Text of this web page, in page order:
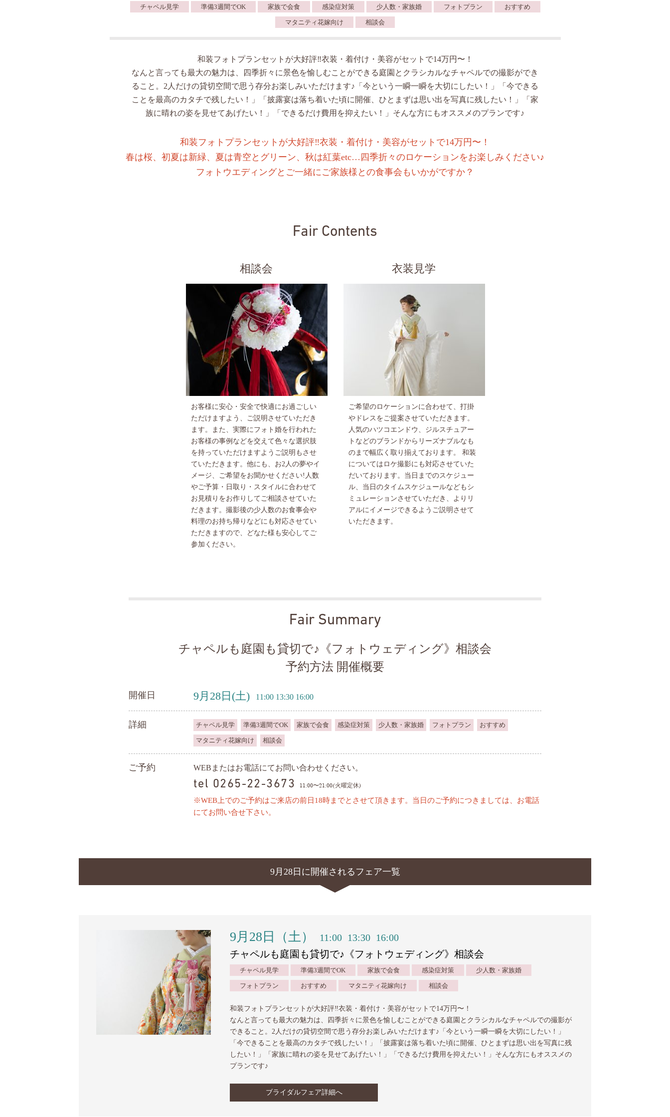
チャペル見学 準備3週間でOK 家族で会食 感染症対策 少人数・家族婚 フォトプラン おすすめ
マタニティ花嫁向け 相談会
和装フォトプランセットが大好評‼︎衣装・着付け・美容がセットで14万円〜！
なんと言っても最大の魅力は、四季折々に景色を愉しむことができる庭園とクラシカルなチャペルでの撮影ができ
ること。2人だけの貸切空間で思う存分お楽しみいただけます♪「今という一瞬一瞬を大切にしたい！」「今できる
ことを最高のカタチで残したい！」「披露宴は落ち着いた頃に開催、ひとまずは思い出を写真に残したい！」「家
族に晴れの姿を見せてあげたい！」「できるだけ費用を抑えたい！」そんな方にもオススメのプランです♪
和装フォトプランセットが大好評‼︎衣装・着付け・美容がセットで14万円〜！
春は桜、初夏は新緑、夏は青空とグリーン、秋は紅葉etc…四季折々のロケーションをお楽しみください♪
フォトウエディングとご一緒にご家族様との食事会もいかがですか？
Fair Contents
相談会
お客様に安心・安全で快適にお過ごしい
ただけますよう、ご説明させていただき
ます。また、実際にフォト婚を行われた
お客様の事例などを交えて色々な選択肢
を持っていただけますようご説明もさせ
ていただきます。他にも、お2人の夢やイ
メージ、ご希望をお聞かせください!人数
やご予算・日取り・スタイルに合わせて
お見積りをお作りしてご相談させていた
だきます。撮影後の少人数のお食事会や
料理のお持ち帰りなどにも対応させてい
ただきますので、どなた様も安心してご
参加ください。
衣装見学
ご希望のロケーションに合わせて、打掛
やドレスをご提案させていただきます。
人気のハツコエンドウ、ジルスチュアー
トなどのブランドからリーズナブルなも
のまで幅広く取り揃えております。 和装
についてはロケ撮影にも対応させていた
だいております。当日までのスケジュー
ル、当日のタイムスケジュールなどもシ
ミュレーションさせていただき、よりリ
アルにイメージできるようご説明させて
いただきます。
Fair Summary
チャペルも庭園も貸切で♪《フォトウェディング》相談会
予約方法 開催概要
開催日 9月28日 (土) 11:00 13:30 16:00
詳細 チャペル見学 準備3週間でOK 家族で会食 感染症対策 少人数・家族婚 フォトプラン おすすめ
マタニティ花嫁向け 相談会
ご予約 WEBまたはお電話にてお問い合わせください。
tel 0265-22-3673 11:00〜21:00(火曜定休)
※WEB上でのご予約はご来店の前日18時までとさせて頂きます。当日のご予約につきましては、お電話
にてお問い合せ下さい。
9月28日に開催されるフェア一覧
9月28日（土） 11:00 13:30 16:00
チャペルも庭園も貸切で♪《フォトウェディング》相談会
チャペル見学 準備3週間でOK 家族で会食 感染症対策 少人数・家族婚
フォトプラン おすすめ マタニティ花嫁向け 相談会
和装フォトプランセットが大好評‼︎衣装・着付け・美容がセットで14万円〜！
なんと言っても最大の魅力は、四季折々に景色を愉しむことができる庭園とクラシカルなチャペルでの撮影が
できること。2人だけの貸切空間で思う存分お楽しみいただけます♪「今という一瞬一瞬を大切にしたい！」
「今できることを最高のカタチで残したい！」「披露宴は落ち着いた頃に開催、ひとまずは思い出を写真に残
したい！」「家族に晴れの姿を見せてあげたい！」「できるだけ費用を抑えたい！」そんな方にもオススメの
プランです♪
ブライダルフェア詳細へ